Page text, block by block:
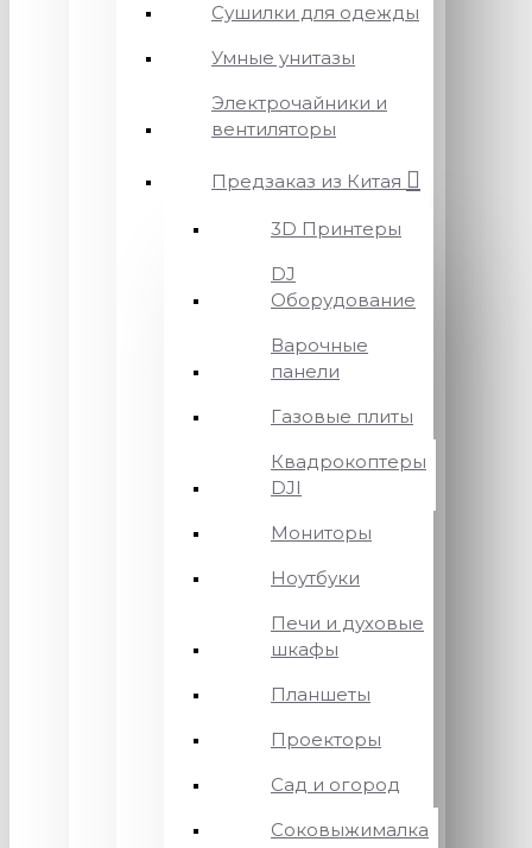
Сушилки для одежды
Умные унитазы
Электрочайники и
вентиляторы
Предзаказ из Китая
3D Принтеры
DJ
Оборудование
Варочные
панели
Газовые плиты
Квадрокоптеры
DJI
Мониторы
Ноутбуки
Печи и духовые
шкафы
Планшеты
Проекторы
Сад и огород
Соковыжималка